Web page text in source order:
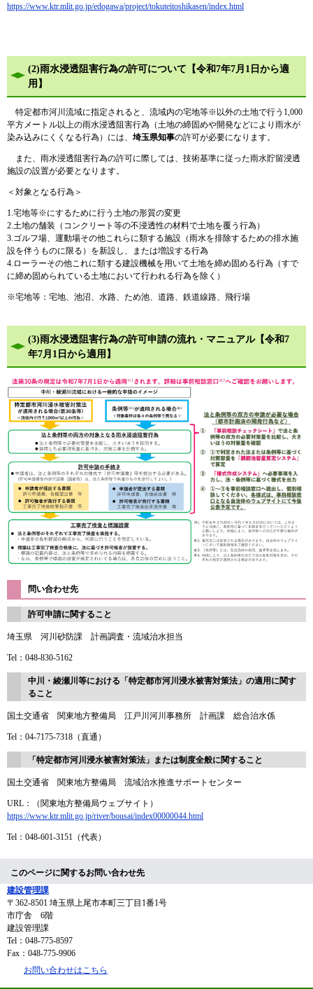
https://www.ktr.mlit.go.jp/edogawa/project/tokuteitoshikasen/index.html
(2)雨水浸透阻害行為の許可について【令和7年7月1日から適
用】
特定都市河川流域に指定されると、流域内の宅地等※以外の土地で行う1,000
平方メートル以上の雨水浸透阻害行為（土地の締固めや開発などにより雨水が
染み込みにくくなる行為）には、 埼玉県知事の許可が必要になります。
また、雨水浸透阻害行為の許可に際しては、技術基準に従った雨水貯留浸透
施設の設置が必要となります。
＜対象となる行為＞
1.宅地等※にするために行う土地の形質の変更
2.土地の舗装（コンクリート等の不浸透性の材料で土地を覆う行為）
3.ゴルフ場、運動場その他これらに類する施設（雨水を排除するための排水施
設を伴うものに限る）を新設し、または増設する行為
4.ローラーその他これに類する建設機械を用いて土地を締め固める行為（すで
に締め固められている土地において行われる行為を除く）
※宅地等：宅地、池沼、水路、ため池、道路、鉄道線路、飛行場
(3)雨水浸透阻害行為の許可申請の流れ・マニュアル【令和7
年7月1日から適用】
問い合わせ先
許可申請に関すること
埼玉県 河川砂防課 計画調査・流域治水担当
Tel：048-830-5162
中川・綾瀬川等における「特定都市河川浸水被害対策法」の適用に関す
ること
国土交通省 関東地方整備局 江戸川河川事務所 計画課 総合治水係
Tel：04-7175-7318（直通）
「特定都市河川浸水被害対策法」または制度全般に関すること
国土交通省 関東地方整備局 流域治水推進サポートセンター
URL：（関東地方整備局ウェブサイト）
https://www.ktr.mlit.go.jp/river/bousai/index00000044.html
Tel：048-601-3151（代表）
このページに関するお問い合わせ先
建設管理課
〒362-8501 埼玉県上尾市本町三丁目1番1号
市庁舎 6階
建設管理課
Tel：048-775-8597
Fax：048-775-9906
お問い合わせはこちら